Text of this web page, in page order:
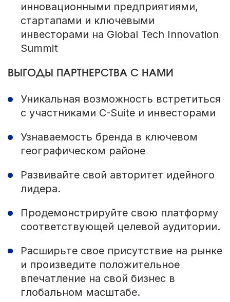
инновационными предприятиями,
стартапами и ключевыми
инвесторами на Global Tech Innovation
Summit
ВЫГОДЫ ПАРТНЕРСТВА С НАМИ
Уникальная возможность встретиться
с участниками C-Suite и инвесторами
Узнаваемость бренда в ключевом
географическом районе
Развивайте свой авторитет идейного
лидера.
Продемонстрируйте свою платформу
соответствующей целевой аудитории.
Расширьте свое присутствие на рынке
и произведите положительное
впечатление на свой бизнес в
глобальном масштабе.